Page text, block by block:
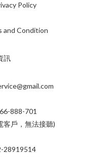
Policy
and Condition
訊
888-701
客戶，無法接聽)
28919514